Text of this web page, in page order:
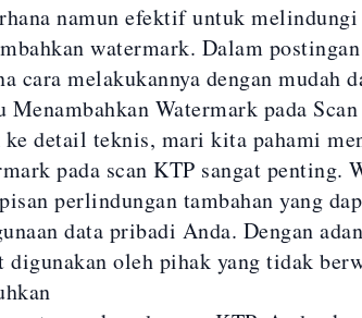
namun efektif untuk
watermark. Dalam
cara melakukannya dengan mudah
Menambahkan Watermark pada
detail teknis, mari kita pahami
pada scan KTP sangat penting.
perlindungan tambahan yang
data pribadi Anda. Dengan
oleh pihak yang tidak